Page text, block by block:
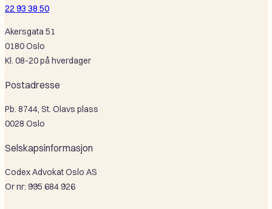
22 93 38 50
Akersgata 51
0180 Oslo
Kl. 08-20 på hverdager
Postadresse
Pb. 8744, St. Olavs plass
0028 Oslo
Selskapsinformasjon
Codex Advokat Oslo AS
Or nr: 995 684 926